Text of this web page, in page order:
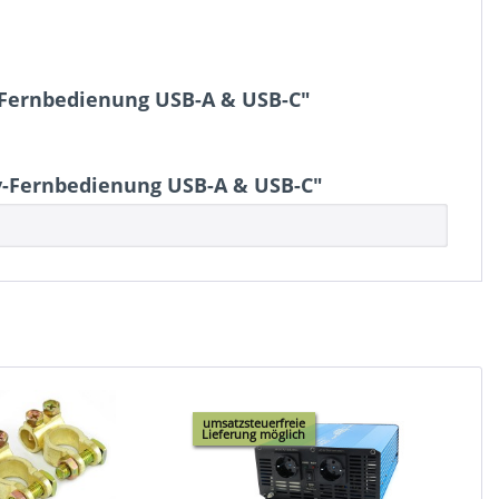
USB-A & USB-C"
USB-A & USB-C"
umsatzsteuerfreie
Lieferung möglich